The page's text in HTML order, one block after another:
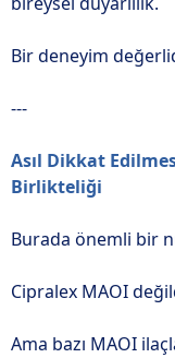
Bir deneyim
---
Asıl Dikkat
Birlikteliği
Burada önemli bir
Cipralex MAOI
Ama bazı MAOI